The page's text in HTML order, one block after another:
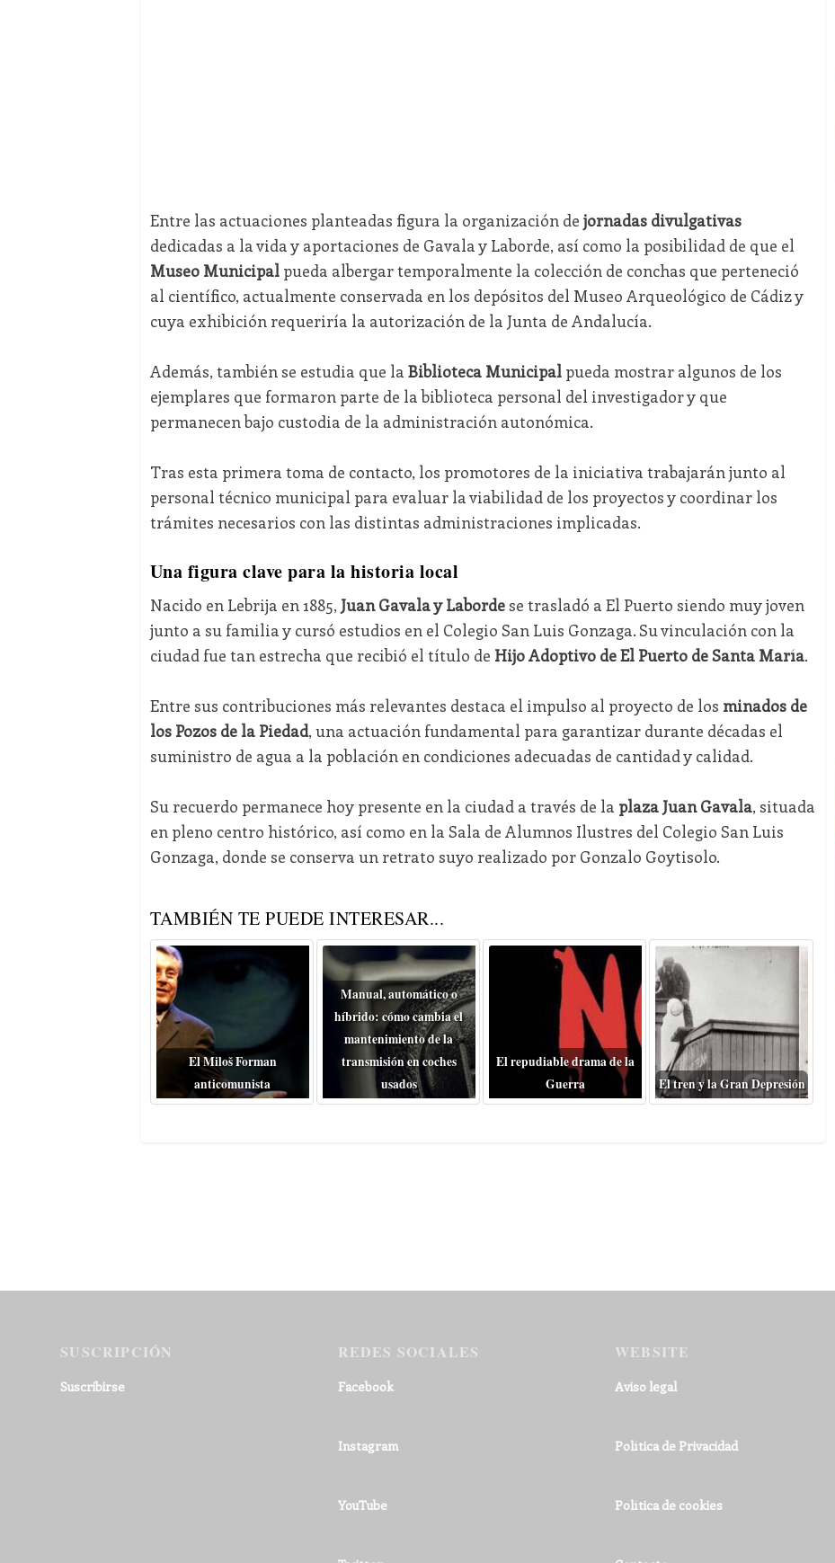
Entre las actuaciones planteadas figura la organización de jornadas divulgativas
dedicadas a la vida y aportaciones de Gavala y Laborde, así como la posibilidad de que el
Museo Municipalpueda albergar temporalmente la colección de conchas que perteneció
al científico, actualmente conservada en los depósitos del Museo Arqueológico de Cádiz y
cuya exhibición requeriría la autorización de la Junta de Andalucía.
Además, también se estudia que la Biblioteca Municipalpueda mostrar algunos de los
ejemplares que formaron parte de la biblioteca personal del investigador y que
permanecen bajo custodia de la administración autonómica.
Tras esta primera toma de contacto, los promotores de la iniciativa trabajarán junto al
personal técnico municipal para evaluar la viabilidad de los proyectos y coordinar los
trámites necesarios con las distintas administraciones implicadas.
Una figura clave para la historia local
Nacido en Lebrija en 1885, Juan Gavala y Labordese trasladó a El Puerto siendo muy joven
junto a su familia y cursó estudios en el Colegio San Luis Gonzaga. Su vinculación con la
ciudad fue tan estrecha que recibió el título de Hijo Adoptivo de El Puerto de Santa María.
Entre sus contribuciones más relevantes destaca el impulso al proyecto de los minados de
los Pozos de la Piedad, una actuación fundamental para garantizar durante décadas el
suministro de agua a la población en condiciones adecuadas de cantidad y calidad.
Su recuerdo permanece hoy presente en la ciudad a través de la plaza Juan Gavala, situada
en pleno centro histórico, así como en la Sala de Alumnos Ilustres del Colegio San Luis
Gonzaga, donde se conserva un retrato suyo realizado por Gonzalo Goytisolo.
TAMBIÉN TE PUEDE INTERESAR...
El Miloš Forman
anticomunista
Manual, automático o
híbrido: cómo cambia el
mantenimiento de la
transmisión en coches
usados
El repudiable drama de la
Guerra
El tren y la Gran Depresión
SUSCRIPCIÓN
Suscribirse
REDES SOCIALES
Facebook
Instagram
YouTube
WEBSITE
Aviso legal
Política de Privacidad
Política de cookies